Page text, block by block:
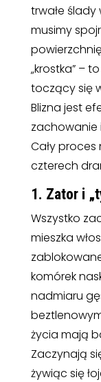
trwałe
musimy
„krostka” –
toczący się
Blizna jest
zachowanie
Cały
czterech
1. Zator i
Wszystko
mieszka
komórek
nadmiaru
życia mają
Zaczynają
żywiąc się